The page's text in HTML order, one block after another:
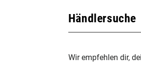
Händlersuche
Wir empfehlen dir,